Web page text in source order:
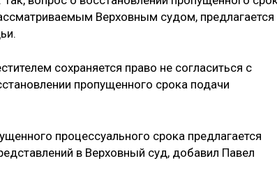
Верховным судом, предлагается
сохраняется право не согласиться с
пропущенного срока подачи
процессуального срока предлагается
в Верховный суд, добавил Павел